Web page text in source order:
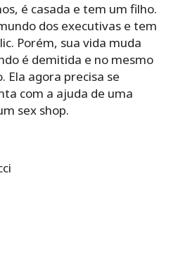
é casada e tem um filho.
dos executivas e tem
Porém, sua vida muda
é demitida e no mesmo
Ela agora precisa se
com a ajuda de uma
sex shop.